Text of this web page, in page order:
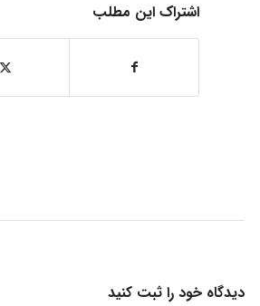
اشتراک این مطلب
دیدگاه خود را ثبت کنید